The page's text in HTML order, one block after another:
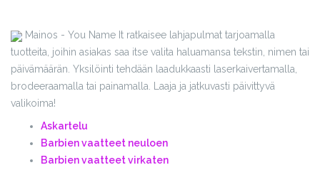
Mainos - You Name It ratkaisee lahjapulmat tarjoamalla
tuotteita, joihin asiakas saa itse valita haluamansa tekstin, nimen tai
päivämäärän. Yksilöinti tehdään laadukkaasti laserkaivertamalla,
brodeeraamalla tai painamalla. Laaja ja jatkuvasti päivittyvä
valikoima!
Askartelu
Barbien vaatteet neuloen
Barbien vaatteet virkaten